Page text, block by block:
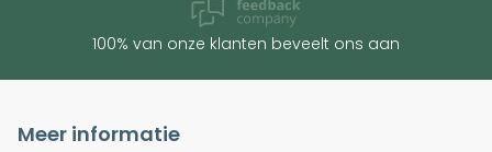
100% van onze klanten beveelt ons aan
Meer informatie